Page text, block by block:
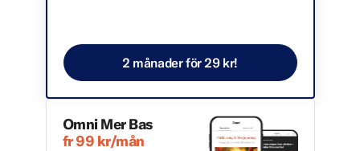
2 månader för 29 kr!
Omni Mer Bas
fr 99 kr/mån